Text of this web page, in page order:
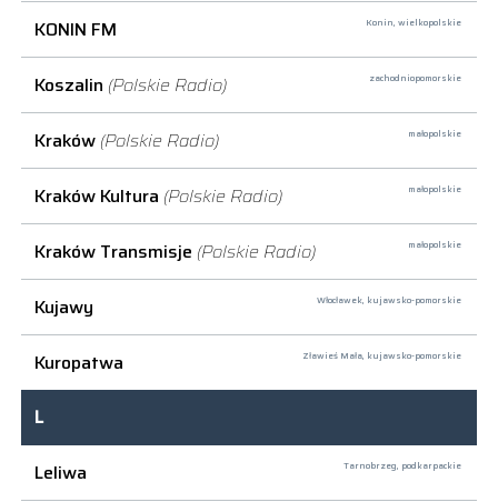
KONIN FM Konin, wielkopolskie
Koszalin (Polskie Radio) zachodniopomorskie
Kraków (Polskie Radio) małopolskie
Kraków Kultura (Polskie Radio) małopolskie
Kraków Transmisje (Polskie Radio) małopolskie
Kujawy Włocławek, kujawsko-pomorskie
Kuropatwa Zławieś Mała, kujawsko-pomorskie
L
Leliwa
Tarnobrzeg, podkarpackie